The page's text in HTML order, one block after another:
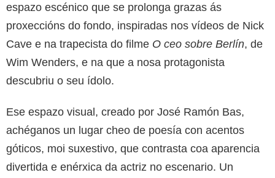
espazo escénico que se prolonga grazas ás
proxeccións do fondo, inspiradas nos vídeos de Nick
Cave e na trapecista do filme O ceo sobre Berlín, de
Wim Wenders, e na que a nosa protagonista
descubriu o seu ídolo.
Ese espazo visual, creado por José Ramón Bas,
achéganos un lugar cheo de poesía con acentos
góticos, moi suxestivo, que contrasta coa aparencia
divertida e enérxica da actriz no escenario. Un